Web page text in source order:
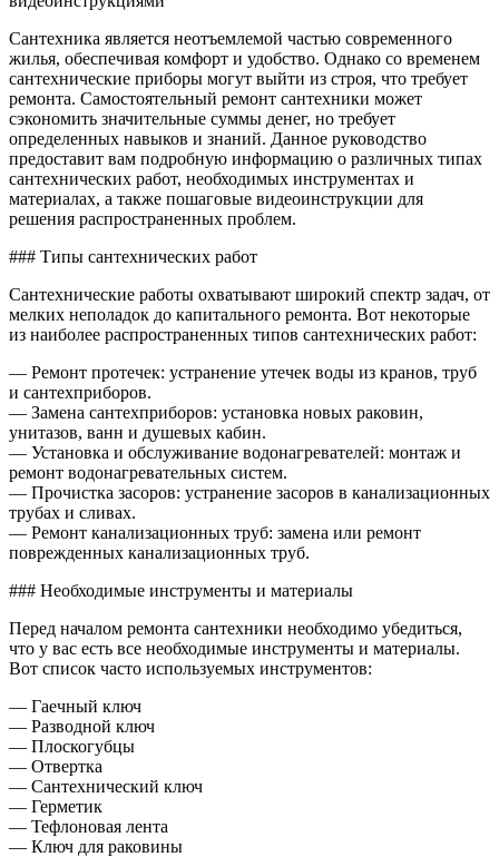
Сантехника является неотъемлемой частью современного
жилья, обеспечивая комфорт и удобство. Однако со временем
сантехнические приборы могут выйти из строя, что требует
ремонта. Самостоятельный ремонт сантехники может
сэкономить значительные суммы денег, но требует
определенных навыков и знаний. Данное руководство
предоставит вам подробную информацию о различных типах
сантехнических работ, необходимых инструментах и
материалах, а также пошаговые видеоинструкции для
решения распространенных проблем.
### Типы сантехнических работ
Сантехнические работы охватывают широкий спектр задач, от
мелких неполадок до капитального ремонта. Вот некоторые
из наиболее распространенных типов сантехнических работ:
— Ремонт протечек: устранение утечек воды из кранов, труб
и сантехприборов.
— Замена сантехприборов: установка новых раковин,
унитазов, ванн и душевых кабин.
— Установка и обслуживание водонагревателей: монтаж и
ремонт водонагревательных систем.
— Прочистка засоров: устранение засоров в канализационных
трубах и сливах.
— Ремонт канализационных труб: замена или ремонт
поврежденных канализационных труб.
### Необходимые инструменты и материалы
Перед началом ремонта сантехники необходимо убедиться,
что у вас есть все необходимые инструменты и материалы.
Вот список часто используемых инструментов:
— Гаечный ключ
— Разводной ключ
— Плоскогубцы
— Отвертка
— Сантехнический ключ
— Герметик
— Тефлоновая лента
— Ключ для раковины